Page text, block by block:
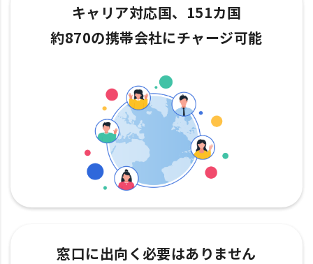
キャリア対応国、151カ国
約870の携帯会社にチャージ可能
窓口に出向く必要はありません